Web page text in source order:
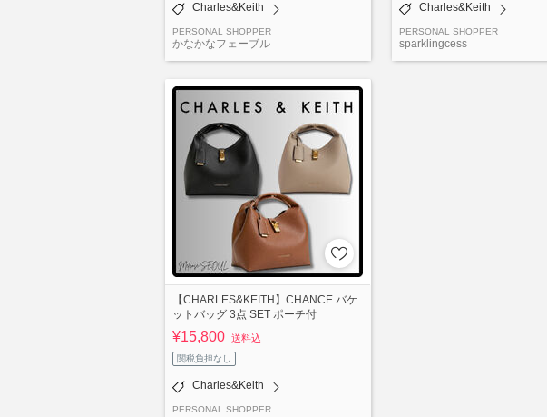
Charles&Keith
PERSONAL SHOPPER
かなかなフェーブル
Charles&Keith
PERSONAL SHOPPER
sparklingcess
【CHARLES&KEITH】CHANCE バケ
ットバッグ 3点 SET ポーチ付
¥15,800 送料込
関税負担なし
Charles&Keith
PERSONAL SHOPPER